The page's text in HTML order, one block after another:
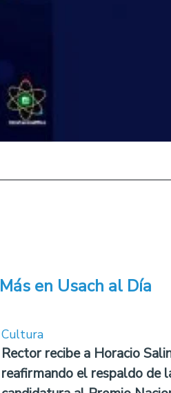
Más en Usach al Día
Cultura
Rector recibe a Horacio
reafirmando el respaldo de